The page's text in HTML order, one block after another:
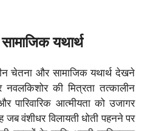
यथार्थ
चेतना और सामाजिक यथार्थ देखने
की मित्रता तत्कालीन
पारिवारिक आत्मीयता को उजागर
वंशीधर विलायती धोती पहनने पर